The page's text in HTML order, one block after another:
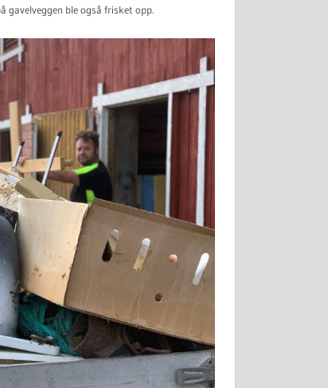
gavelveggen ble også frisket opp.